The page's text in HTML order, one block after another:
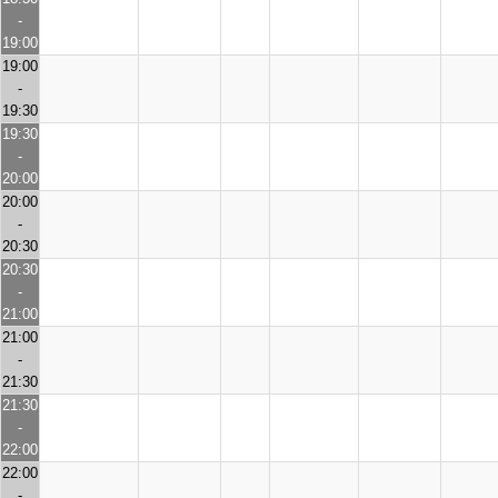
-
19:00
19:00
-
19:30
19:30
-
20:00
20:00
-
20:30
20:30
-
21:00
21:00
-
21:30
21:30
-
22:00
22:00